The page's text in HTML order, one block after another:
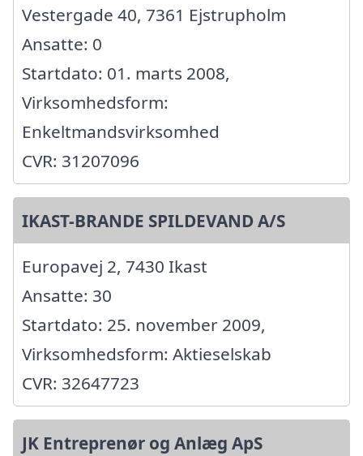
Vestergade 40, 7361 Ejstrupholm
Ansatte: 0
Startdato: 01. marts 2008,
Virksomhedsform:
Enkeltmandsvirksomhed
CVR: 31207096
IKAST-BRANDE SPILDEVAND A/S
Europavej 2, 7430 Ikast
Ansatte: 30
Startdato: 25. november 2009,
Virksomhedsform: Aktieselskab
CVR: 32647723
JK Entreprenør og Anlæg ApS